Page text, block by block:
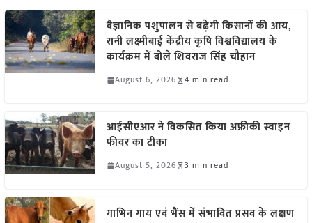
वैज्ञानिक पशुपालन से बढ़ेगी किसानों की आय,
रानी लक्ष्मीबाई केंद्रीय कृषि विश्वविद्यालय के
कार्यक्रम में बोले शिवराज सिंह चौहान
August 6, 2026 4 min read
आईसीएआर ने विकसित किया अफ्रीकी स्वाइन
फीवर का टीका
August 5, 2026 3 min read
गाभिन गाय एवं भैंस में संभावित प्रसव के लक्षण